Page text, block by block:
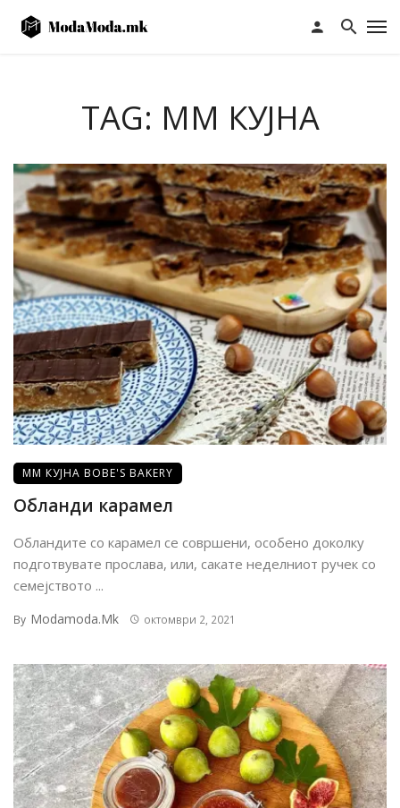
TAG: ММ КУЈНА
ММ КУЈНА BOBE'S BAKERY
Обланди карамел
Обландите со карамел се совршени, особено доколку
подготвувате прослава, или, сакате неделниот ручек со
семејството ...
By Modamoda.mk октомври 2, 2021